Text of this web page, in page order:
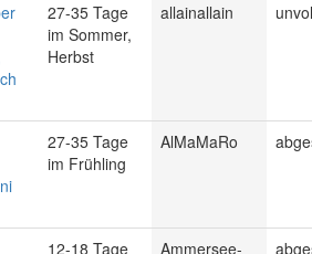
27-35 Tage
im Sommer,
Herbst
allainallain
27-35 Tage
im Frühling
AlMaMaRo
12-18 Tage Ammersee-